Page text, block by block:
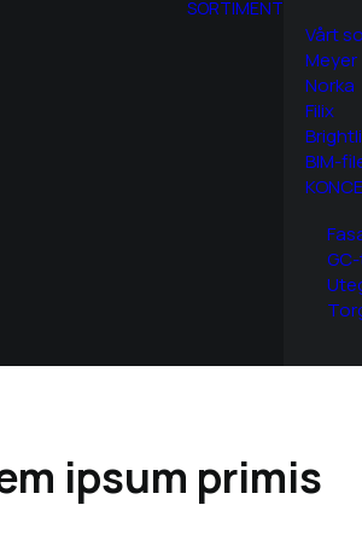
SORTIMENT
Vårt
Meyer
Norka
Filix
BIM-
ipsum primis